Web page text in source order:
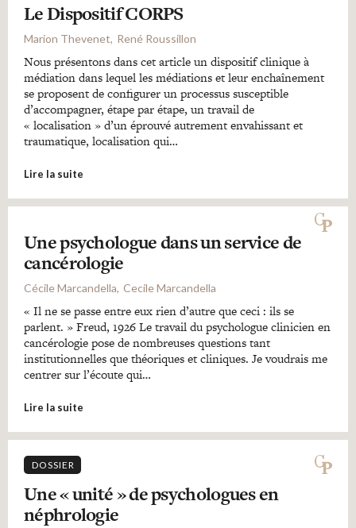
Le Dispositif CORPS
Marion Thevenet René Roussillon
Nous présentons dans cet article un dispositif clinique à
médiation dans lequel les médiations et leur enchaînement
se proposent de configurer un processus susceptible
d’accompagner, étape par étape, un travail de
« localisation » d’un éprouvé autrement envahissant et
traumatique, localisation qui…
Lire la suite
Une psychologue dans un service de
cancérologie
Cécile Marcandella Cecile Marcandella
« Il ne se passe entre eux rien d’autre que ceci : ils se
parlent. » Freud, 1926 Le travail du psychologue clinicien en
cancérologie pose de nombreuses questions tant
institutionnelles que théoriques et cliniques. Je voudrais me
centrer sur l’écoute qui…
Lire la suite
DOSSIER
Une « unité » de psychologues en
néphrologie